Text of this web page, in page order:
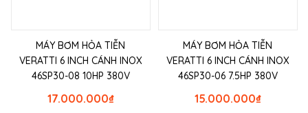
MÁY BƠM HỎA TIỄN
VERATTI 6 INCH CÁNH INOX
46SP30-08 10HP 380V
₫
17.000.000
MÁY BƠM HỎA TIỄN
VERATTI 6 INCH CÁNH INOX
46SP30-06 7.5HP 380V
₫
15.000.000